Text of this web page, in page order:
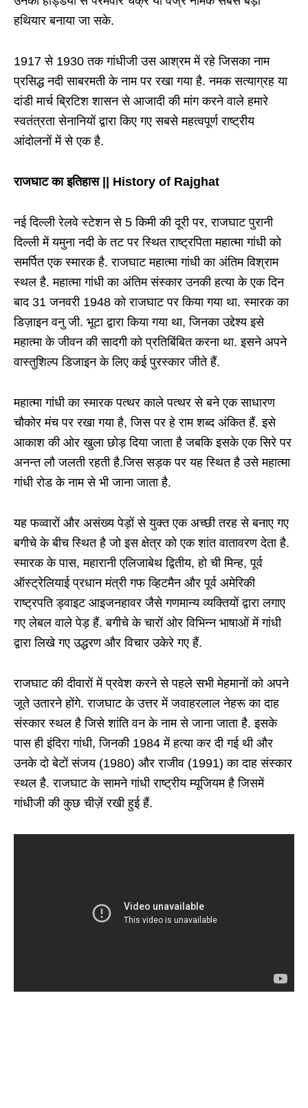
हथियार बनाया जा सके.
1917 से 1930 तक गांधीजी उस आश्रम में रहे जिसका नाम
प्रसिद्ध नदी साबरमती के नाम पर रखा गया है. नमक सत्याग्रह या
दांडी मार्च ब्रिटिश शासन से आजादी की मांग करने वाले हमारे
स्वतंत्रता सेनानियों द्वारा किए गए सबसे महत्वपूर्ण राष्ट्रीय
आंदोलनों में से एक है.
राजघाट का इतिहास || History of Rajghat
नई दिल्ली रेलवे स्टेशन से 5 किमी की दूरी पर, राजघाट पुरानी
दिल्ली में यमुना नदी के तट पर स्थित राष्ट्रपिता महात्मा गांधी को
समर्पित एक स्मारक है. राजघाट महात्मा गांधी का अंतिम विश्राम
स्थल है. महात्मा गांधी का अंतिम संस्कार उनकी हत्या के एक दिन
बाद 31 जनवरी 1948 को राजघाट पर किया गया था. स्मारक का
डिज़ाइन वनु जी. भूटा द्वारा किया गया था, जिनका उद्देश्य इसे
महात्मा के जीवन की सादगी को प्रतिबिंबित करना था. इसने अपने
वास्तुशिल्प डिजाइन के लिए कई पुरस्कार जीते हैं.
महात्मा गांधी का स्मारक पत्थर काले पत्थर से बने एक साधारण
चौकोर मंच पर रखा गया है, जिस पर हे राम शब्द अंकित हैं. इसे
आकाश की ओर खुला छोड़ दिया जाता है जबकि इसके एक सिरे पर
अनन्त लौ जलती रहती है.जिस सड़क पर यह स्थित है उसे महात्मा
गांधी रोड के नाम से भी जाना जाता है.
यह फव्वारों और असंख्य पेड़ों से युक्त एक अच्छी तरह से बनाए गए
बगीचे के बीच स्थित है जो इस क्षेत्र को एक शांत वातावरण देता है.
स्मारक के पास, महारानी एलिजाबेथ द्वितीय, हो ची मिन्ह, पूर्व
ऑस्ट्रेलियाई प्रधान मंत्री गफ व्हिटमैन और पूर्व अमेरिकी
राष्ट्रपति ड्वाइट आइजनहावर जैसे गणमान्य व्यक्तियों द्वारा लगाए
गए लेबल वाले पेड़ हैं. बगीचे के चारों ओर विभिन्न भाषाओं में गांधी
द्वारा लिखे गए उद्धरण और विचार उकेरे गए हैं.
राजघाट की दीवारों में प्रवेश करने से पहले सभी मेहमानों को अपने
जूते उतारने होंगे. राजघाट के उत्तर में जवाहरलाल नेहरू का दाह
संस्कार स्थल है जिसे शांति वन के नाम से जाना जाता है. इसके
पास ही इंदिरा गांधी, जिनकी 1984 में हत्या कर दी गई थी और
उनके दो बेटों संजय (1980) और राजीव (1991) का दाह संस्कार
स्थल है. राजघाट के सामने गांधी राष्ट्रीय म्यूजियम है जिसमें
गांधीजी की कुछ चीज़ें रखी हुई हैं.